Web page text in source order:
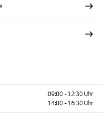
09:00 - 12:30 Uhr
14:00 - 16:30 Uhr